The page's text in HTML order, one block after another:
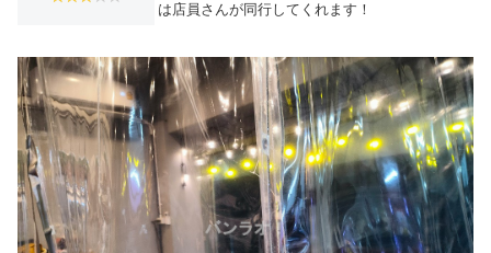
は店員さんが同行してくれます！